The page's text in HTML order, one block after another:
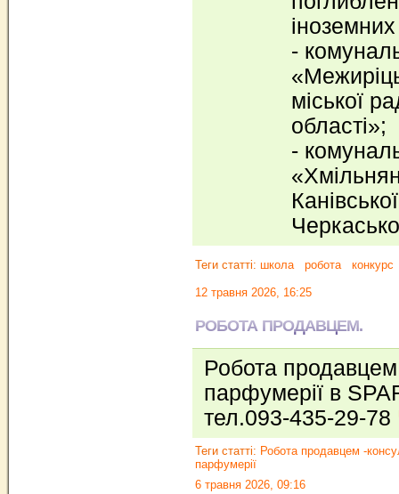
-
міської
області»;
-
Теги статті: школа робота конкурс
12 травня 2026, 16:25
РОБОТА ПРОДАВЦЕМ.
Робота
парфумерії в
тел.093-435-29-78
Теги статті: Робота продавцем -
парфумерії
6 травня 2026, 09:16